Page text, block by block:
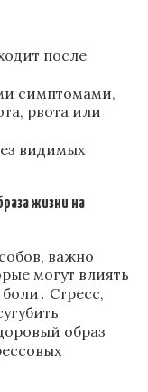
после
симптомами,
рвота или
видимых
жизни на
важно
могут влиять
Стресс,
образ